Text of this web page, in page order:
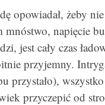
opowiadał, żeby
mnóstwo, napięcie
jest cały czas
przyjemny.
przystało),
przyczepić od